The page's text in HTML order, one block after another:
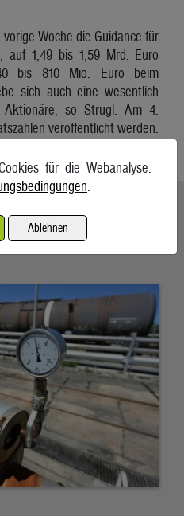
Woche die Guidance für
auf 1,49 bis 1,59 Mrd. Euro
bis 810 Mio. Euro beim
sich auch eine wesentlich
so Strugl. Am 4.
veröffentlicht werden.
die Einfuhren an
für die Webanalyse.
.
Ablehnen